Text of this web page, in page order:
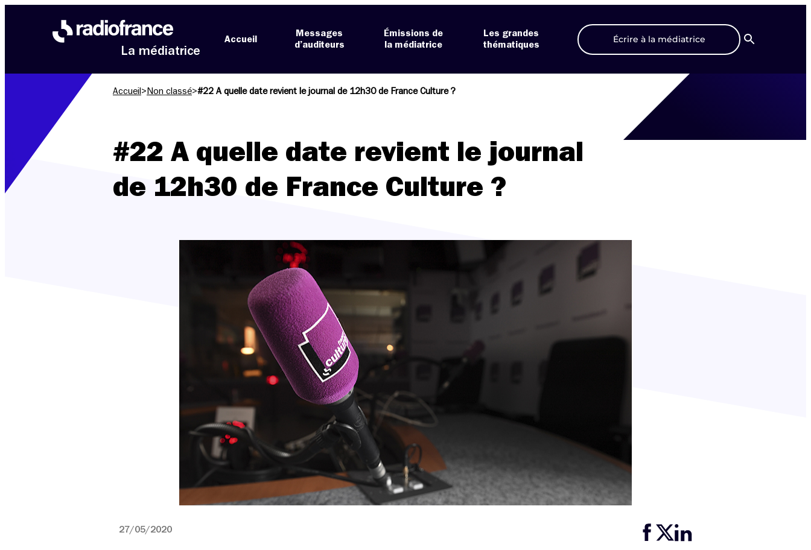
La médiatrice
Accueil
Messages
d’auditeurs
Émissions de
la médiatrice
Les grandes
thématiques
Écrire à la médiatrice
Recherche
Accueil > Non classé>#22 A quelle date revient le journal de 12h30 de France Culture ?
#22 A quelle date revient le journal
de 12h30 de France Culture ?
27/05/2020